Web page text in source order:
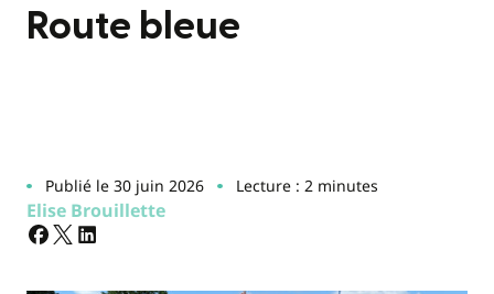
Route bleue
Publié le 30 juin 2026 Lecture : 2 minutes
Elise Brouillette